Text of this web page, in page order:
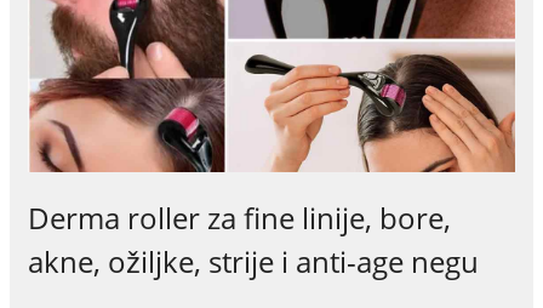
Derma roller za fine linije, bore,
akne, ožiljke, strije i anti-age negu